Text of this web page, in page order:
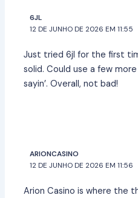
6JL
12 DE JUNHO DE 2026 EM 11:55
Just tried6jl for the first
solid. Could use a few
sayin’. Overall, not bad!
ARIONCASINO
12 DE JUNHO DE 2026 EM 11:56
Arion Casino is where the